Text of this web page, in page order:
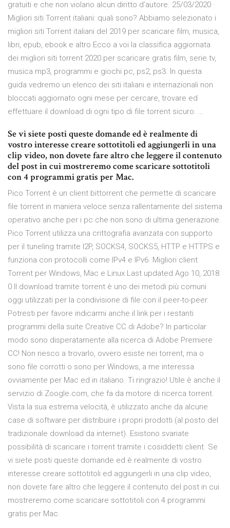
gratuiti e che non violano alcun diritto d’autore. 25/03/2020 ·
Migliori siti Torrent italiani: quali sono? Abbiamo selezionato i
migliori siti Torrent italiani del 2019 per scaricare film, musica,
libri, epub, ebook e altro Ecco a voi la classifica aggiornata
dei migliori siti torrent 2020 per scaricare gratis film, serie tv,
musica mp3, programmi e giochi pc, ps2, ps3. In questa
guida vedremo un elenco dei siti italiani e internazionali non
bloccati aggiornato ogni mese per cercare, trovare ed
effettuare il download di ogni tipo di file torrent sicuro. …
Se vi siete posti queste domande ed è realmente di
vostro interesse creare sottotitoli ed aggiungerli in una
clip video, non dovete fare altro che leggere il contenuto
del post in cui mostreremo come scaricare sottotitoli
con 4 programmi gratis per Mac.
Pico Torrent è un client bittorrent che permette di scaricare
file torrent in maniera veloce senza rallentamente del sistema
operativo anche per i pc che non sono di ultima generazione.
Pico Torrent utilizza una crittografia avanzata con supporto
per il tuneling tramite I2P, SOCKS4, SOCKS5, HTTP e HTTPS e
funziona con protocolli come IPv4 e IPv6. Migliori client
Torrent per Windows, Mac e Linux Last updated Ago 10, 2018
0 Il download tramite torrent è uno dei metodi più comuni
oggi utilizzati per la condivisione di file con il peer-to-peer.
Potresti per favore indicarmi anche il link per i restanti
programmi della suite Creative CC di Adobe? In particolar
modo sono disperatamente alla ricerca di Adobe Premiere
CC! Non riesco a trovarlo, ovvero esiste nei torrent, ma o
sono file corrotti o sono per Windows, a me interessa
ovviamente per Mac ed in italiano. Ti ringrazio! Utile è anche il
servizio di Zoogle.com, che fa da motore di ricerca torrent.
Vista la sua estrema velocità, è utilizzato anche da alcune
case di software per distribuire i propri prodotti (al posto del
tradizionale download da internet). Esistono svariate
possibilità di scaricare i torrent tramite i cosiddetti client. Se
vi siete posti queste domande ed è realmente di vostro
interesse creare sottotitoli ed aggiungerli in una clip video,
non dovete fare altro che leggere il contenuto del post in cui
mostreremo come scaricare sottotitoli con 4 programmi
gratis per Mac.